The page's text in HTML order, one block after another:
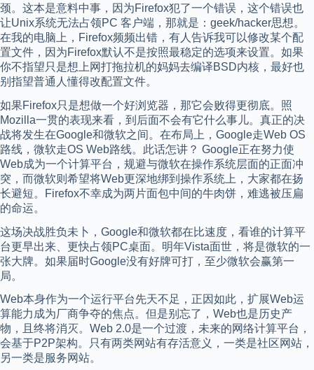
颈。这本是意料中事，因为Firefox犯了一个错误，这个错误也
让Unix系统无法占领PC 客户端，那就是：geek/hacker思想。
在我的电脑上，Firefox频频出错，有人告诉我可以修改某个配
置文件，因为Firefox默认不是按照最稳定的选项来设置。如果
你不指望只是想上网打拖拉机的妈妈去编译BSD内核，最好也
别指望普通人懂得改配置文件。
如果Firefox只是想做一个好浏览器，那它会败得更彻底。照
Mozilla一贯的表现来看，到后面不会有它什么事儿。真正的决
战将发生在Google和微软之间。在布局上，Google走Web OS
路线，微软走OS Web路线。此话怎讲？ Google正在努力使
Web成为一个计算平台，规避与微软在操作系统层面的正面冲
突，而微软则希望将Web更深地绑到操作系统上，大家都在扬
长避短。Firefox不幸成为两片面包中间的牛肉饼，难逃被压扁
的命运。
这场决战胜负未卜，Google和微软都在比速度，看谁的计算平
台更早出来、更快占领PC桌面。明年Vista面世，将是微软的一
张大牌。如果届时Google没有好牌可打，至少微软会赢第一
局。
Web本身作为一个运行平台先天不足，正因如此，扩展Web运
算能力成为厂商争夺的焦点。但是别忘了，Web也是历史产
物，且终将消灭。Web 2.0是一个过渡，未来的网络计算平台，
会基于P2P架构。只有两类网站有存活意义，一类是社区网站，
另一类是服务网站。